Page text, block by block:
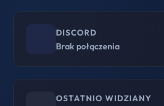
DISCORD
Brak połączenia
OSTATNIO WIDZIANY